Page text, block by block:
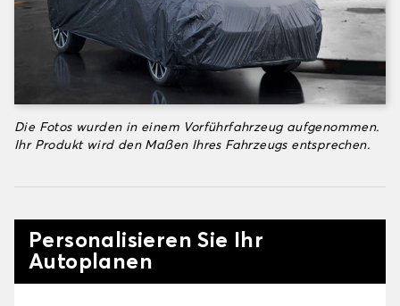
Die Fotos wurden in einem Vorführfahrzeug aufgenommen.
Ihr Produkt wird den Maßen Ihres Fahrzeugs entsprechen.
Personalisieren Sie Ihr
Autoplanen